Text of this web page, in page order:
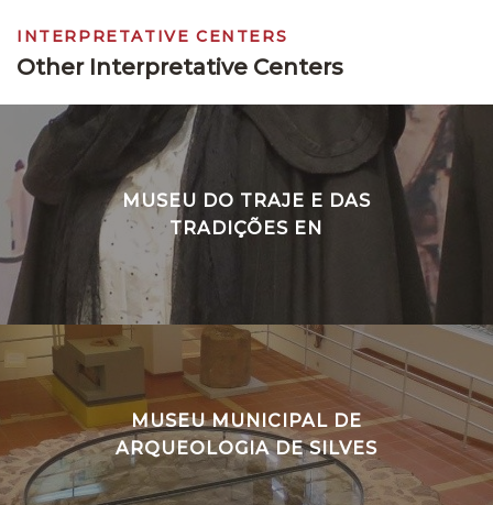
INTERPRETATIVE CENTERS
Other Interpretative Centers
MUSEU DO TRAJE E DAS
TRADIÇÕES EN
MUSEU MUNICIPAL DE
ARQUEOLOGIA DE SILVES